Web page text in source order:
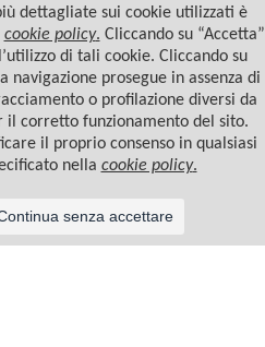
dettagliate sui cookie utilizzati è
cookie policy. Cliccando su “Accetta”
di tali cookie. Cliccando su
navigazione prosegue in assenza di
o profilazione diversi da
il corretto funzionamento del sito.
il proprio consenso in qualsiasi
nella cookie policy.
senza accettare